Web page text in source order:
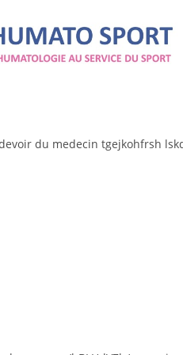
du medecin tgejkohfrsh